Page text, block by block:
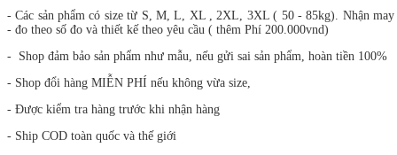
- Các sản phẩm có size từ S, M, L, XL , 2XL, 3XL ( 50 - 85kg). Nhận may
- đo theo số đo và thiết kế theo yêu cầu ( thêm Phí 200.000vnd)
- Shop đảm bảo sản phẩm như mẫu, nếu gửi sai sản phẩm, hoàn tiền 100%
- Shop đổi hàng MIỄN PHÍ nếu không vừa size,
- Được kiểm tra hàng trước khi nhận hàng
- Ship COD toàn quốc và thế giới